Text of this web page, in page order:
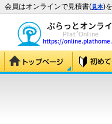
会員はオンラインで見積書(見本)を